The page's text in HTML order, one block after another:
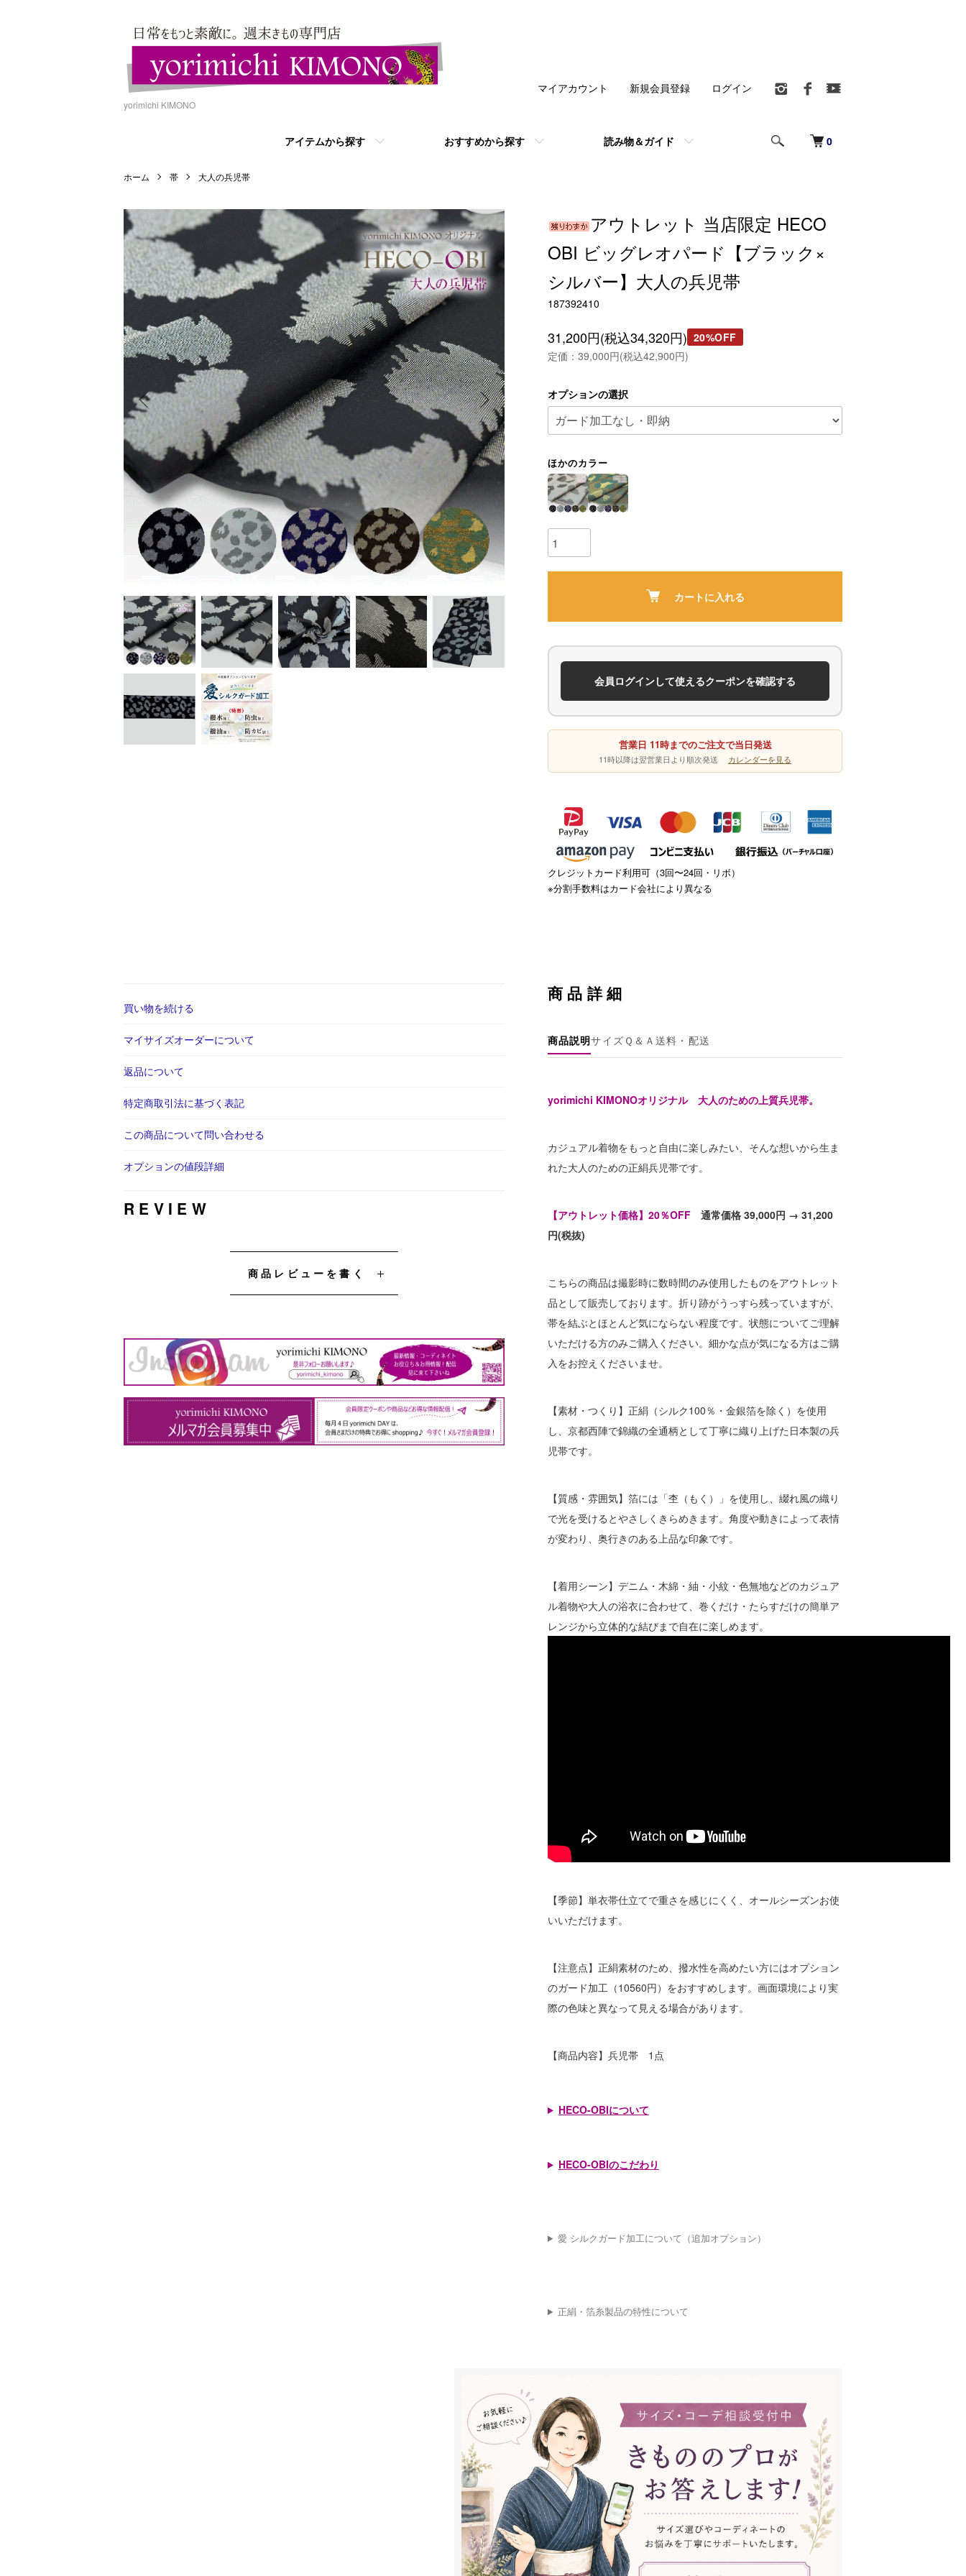
yorimichi KIMONO
アイテムから探す おすすめから探す 読み物＆ガイド
マイアカウント 新規会員登録 ログイン
0
ホーム 帯 大人の兵児帯
アウトレット 当店限定 HECO
OBI ビッグレオパード【ブラック×
シルバー】大人の兵児帯
187392410
31,200円(税込34,320円) 20%OFF
定価：39,000円(税込42,900円)
オプションの選択
ほかのカラー
カートに入れる
会員ログインして使えるクーポンを確認する
営業日 11時までのご注文で当日発送
11時以降は翌営業日より順次発送 カレンダーを見る
クレジットカード利用可（3回〜24回・リボ）
※分割手数料はカード会社により異なる
商品詳細
商品説明サイズ Ｑ＆Ａ送料・配送
yorimichi KIMONOオリジナル 大人のための上質兵児帯。
カジュアル着物をもっと自由に楽しみたい、そんな想いから生ま
れた大人のための正絹兵児帯です。
【アウトレット価格】20％OFF
通常価格 39,000円 → 31,200
円(税抜)
こちらの商品は撮影時に数時間のみ使用したものをアウトレット
品として販売しております。折り跡がうっすら残っていますが、
帯を結ぶとほとんど気にならない程度です。状態についてご理解
いただける方のみご購入ください。細かな点が気になる方はご購
入をお控えくださいませ。
【素材・つくり】正絹（シルク100％・金銀箔を除く）を使用
し、京都西陣で錦織の全通柄として丁寧に織り上げた日本製の兵
児帯です。
【質感・雰囲気】箔には「杢（もく）」を使用し、綴れ風の織り
で光を受けるとやさしくきらめきます。角度や動きによって表情
が変わり、奥行きのある上品な印象です。
【着用シーン】デニム・木綿・紬・小紋・色無地などのカジュア
ル着物や大人の浴衣に合わせて、巻くだけ・たらすだけの簡単ア
レンジから立体的な結びまで自在に楽しめます。
【季節】単衣帯仕立てで重さを感じにくく、オールシーズンお使
いいただけます。
【注意点】正絹素材のため、撥水性を高めたい方にはオプション
のガード加工（10560円）をおすすめします。画面環境により実
際の色味と異なって見える場合があります。
【商品内容】兵児帯 1点
HECO-OBIについて
HECO-OBIのこだわり
愛 シルクガード加工について（追加オプション）
正絹・箔糸製品の特性について
買い物を続ける
マイサイズオーダーについて
返品について
特定商取引法に基づく表記
この商品について問い合わせる
オプションの値段詳細
REVIEW
商品レビューを書く